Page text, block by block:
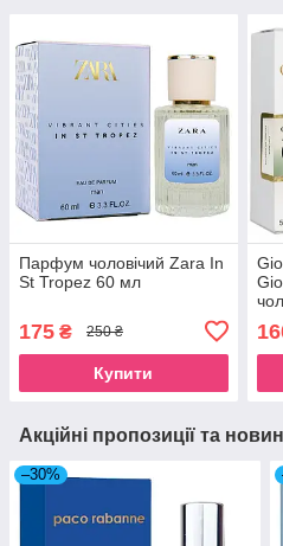
Парфум чоловічий Zara In
St Tropez 60 мл
175 ₴ 250 ₴
Купити
Акційні пропозиції та
–30%